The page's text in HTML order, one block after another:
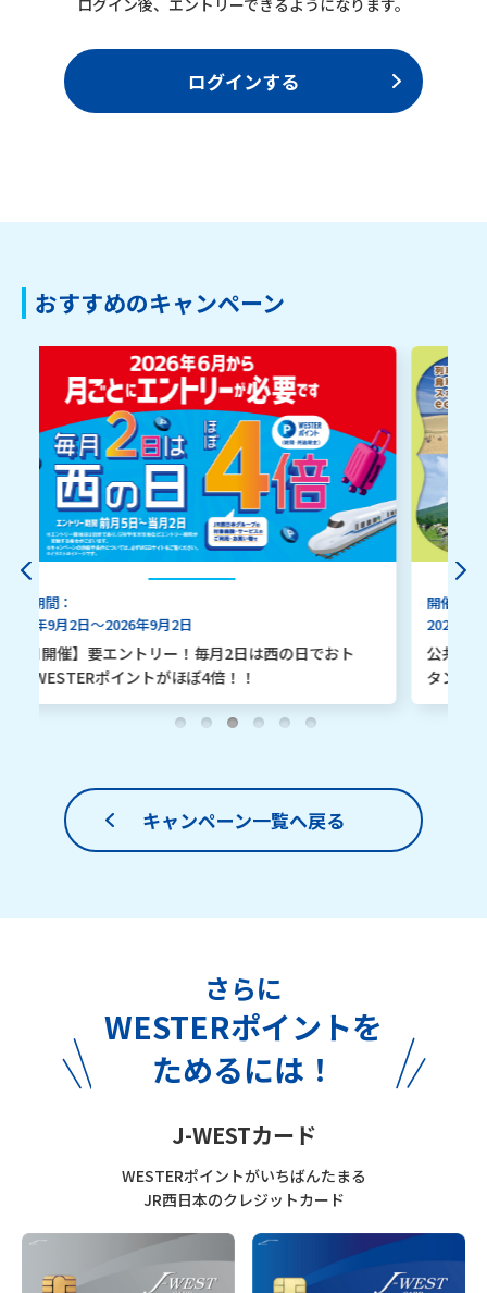
ログイン後、エントリーできるようになります。
ログインする
おすすめのキャンペーン
2026年8月3日～2026年10月31日
公共交通でecoh！WESTER×とっとり　ぐるり満喫ス
タンプラリー
キャンペーン一覧へ戻る
さらに
WESTERポイントを
ためるには！
J-WESTカード
WESTERポイントがいちばんたまる
JR西日本のクレジットカード